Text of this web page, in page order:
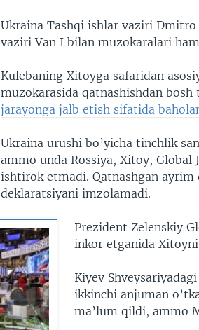
Ukraina Tashqi ishlar vaziri
vaziri Van I bilan muzokaralari
Kulebaning Xitoyga safaridan
muzokarasida qatnashishdan
jarayonga jalb etish sifatida
Ukraina urushi bo’yicha tinchlik
ammo unda Rossiya, Xitoy,
ishtirok etmadi. Qatnashgan
deklaratsiyani imzolamadi.
Prezident Zelenskiy
inkor etganida
Kiyev
ikkinchi anjuman
ma’lum qildi, ammo